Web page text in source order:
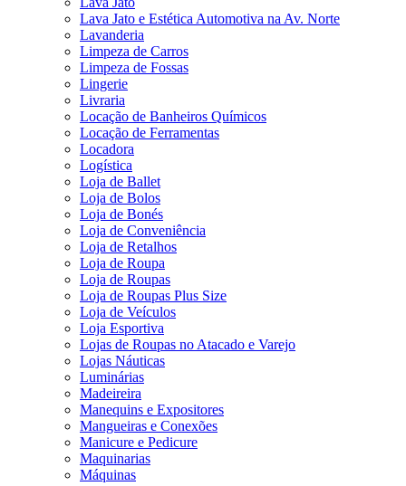
Lava Jato e Estética Automotiva na Av. Norte
Lavanderia
Limpeza de Carros
Limpeza de Fossas
Lingerie
Livraria
Locação de Banheiros Químicos
Locação de Ferramentas
Locadora
Logística
Loja de Ballet
Loja de Bolos
Loja de Bonés
Loja de Conveniência
Loja de Retalhos
Loja de Roupa
Loja de Roupas
Loja de Roupas Plus Size
Loja de Veículos
Loja Esportiva
Lojas de Roupas no Atacado e Varejo
Lojas Náuticas
Luminárias
Madeireira
Manequins e Expositores
Mangueiras e Conexões
Manicure e Pedicure
Maquinarias
Máquinas